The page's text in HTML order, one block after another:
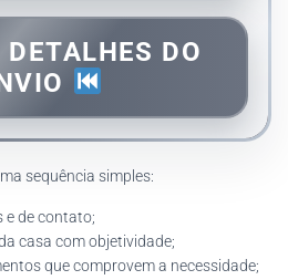
DETALHES DO
sequência simples:
e de contato;
casa com objetividade;
que comprovem a necessidade;